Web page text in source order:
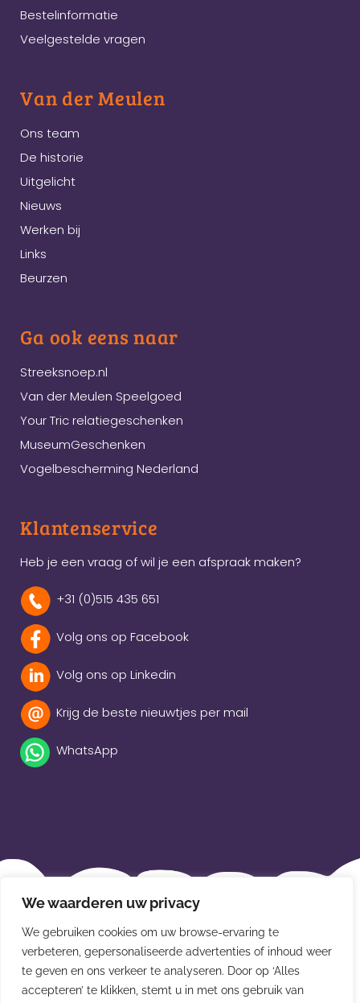
We waarderen uw privacy
We gebruiken cookies om uw browse-ervaring te
verbeteren, gepersonaliseerde advertenties of inhoud weer
te geven en ons verkeer te analyseren. Door op ‘Alles
accepteren’ te klikken, stemt u in met ons gebruik van
Bestelinformatie
Veelgestelde vragen
Van der Meulen
Ons team
De historie
Uitgelicht
Nieuws
Werken bij
Links
Beurzen
Ga ook eens naar
Streeksnoep.nl
Van der Meulen Speelgoed
Your Tric relatiegeschenken
MuseumGeschenken
Vogelbescherming Nederland
Klantenservice
Heb je een vraag of wil je een afspraak maken?
+31 (0)515 435 651
Volg ons op Facebook
Volg ons op Linkedin
Krijg de beste nieuwtjes per mail
WhatsApp
Beleidsverklaring
Privacybeleid
Disclaimer
Leveringsvoorwaarden